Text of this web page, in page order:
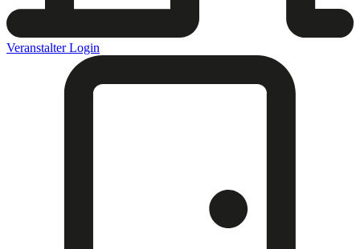
Veranstalter Login